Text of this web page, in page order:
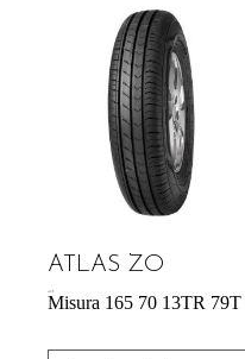
ATLAS ZO
Misura 165 70 13TR 79T